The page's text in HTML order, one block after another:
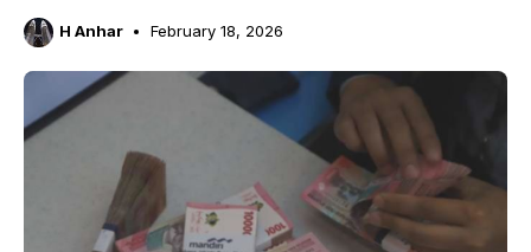
H Anhar February 18, 2026